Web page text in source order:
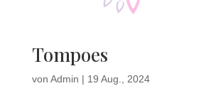
Tompoes
von Admin | 19 Aug., 2024